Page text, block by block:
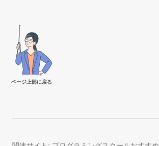
ページ上部に戻る